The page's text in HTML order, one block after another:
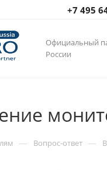
+7 495
Официальный
России
— Вопрос-ответ —